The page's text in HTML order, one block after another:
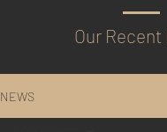
Our Recent
NEWS